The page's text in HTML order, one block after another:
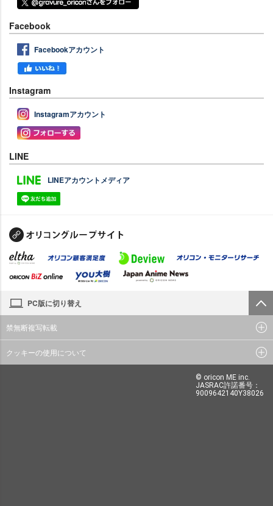
Facebook
Facebookアカウント
Instagram
Instagramアカウント
LINE
LINEアカウントメディア
PC版に切り替え
禁無断複写転載
クッキーの使用について
© oricon ME inc.
JASRAC許諾番号：
9009642140Y38026